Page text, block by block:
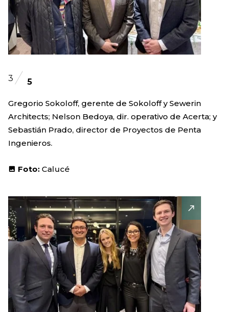
3 5
Gregorio Sokoloff, gerente de Sokoloff y Sewerin
Architects; Nelson Bedoya, dir. operativo de Acerta; y
Sebastián Prado, director de Proyectos de Penta
Ingenieros.
Foto: Calucé